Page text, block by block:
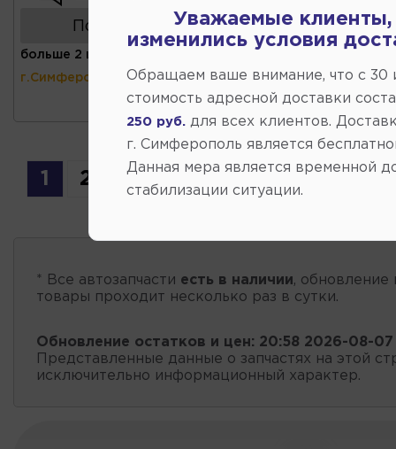
Показать аналоги
больше 2 шт
г.Симферополь)
1 2 3 5
* Все автозапчасти есть в наличии, обновление
товары проходит несколько раз в сутки.
Обновление остатков и цен: 20:58 2026-08-07
Представленные данные о запчастях на этой
исключительно информационный характер.
Уважаемые клиенты,
изменились условия
Обращаем ваше внимание, что c 30
стоимость адресной доставки
250 руб. для всех клиентов.
г. Симферополь является
Данная мера является временной
стабилизации ситуации.